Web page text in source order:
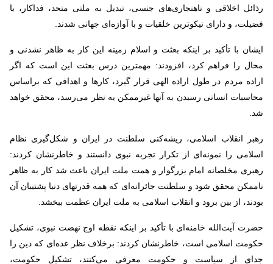
رذائل اخلاقی و ناهنجاری‌های جنسی، تبدیل به ملتی متحد، فداکار، با
فضیلت، و دارای نیکوترین خلقیات و با آوازه‌ای جهانی شدند.
ایشان با تأکید بر اینکه بعثت و اسلام زمینه این کار به ظاهر نشدنی و
محال را فراهم کرد، افزودند: مهمترین درس بعثت این است که اگر
اراده مردم در طول اراده الهی قرار گیرد، کارها و اهدافی که براساس
محاسبات انسانی رسیدن به آنها غیرممکن به نظر می‌رسد، محقق خواهد
شد.
رهبر انقلاب اسلامی، ریشه‌کنی سلطنت در ایران و شکل‌گیری نظام
اسلامی را نمونه‌ای از تکرار تجربه نبوی دانستند و خاطرنشان کردند:
رهبری مخلصانه امام بزرگوار و همت ملت ایران باعث شد کار به ظاهر
ناممکن محقق شود و سلطنت جائرانه‌ای که همه قدرتهای دنیا پشتیبان آن
بودند، از بین برود و انقلاب اسلامی به ملت ایران عظمت ببخشد.
حضرت آیت‌الله خامنه‌ای با تأکید بر اینکه نقطه اوج نهضت نبوی، تشکیل
حکومت اسلامی است، خاطرنشان کردند: برخلاف نظر عده‌ای که دین را
جدای از سیاست و حکومت معرفی می‌کنند، تشکیل حکومت،